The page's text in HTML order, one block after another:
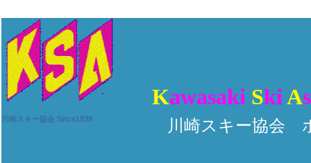
Kawasaki SkiA
川崎スキー協会 Since1939 川崎スキー協会